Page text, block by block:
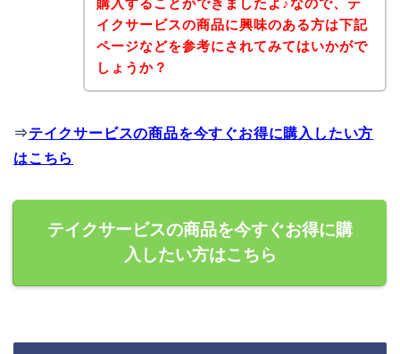
購入することができましたよ♪なので、テ
イクサービスの商品に興味のある方は下記
ページなどを参考にされてみてはいかがで
しょうか？
⇒テイクサービスの商品を今すぐお得に購入したい方
はこちら
テイクサービスの商品を今すぐお得に購
入したい方はこちら